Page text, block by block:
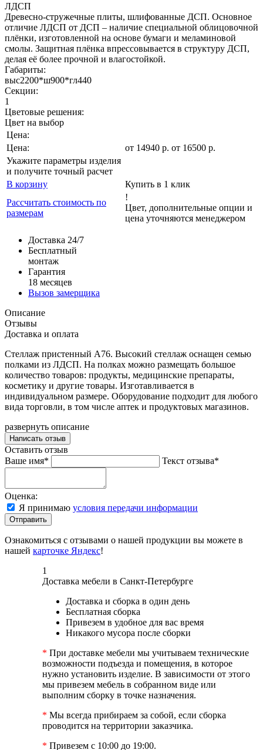
ЛДСП
Древесно-стружечные плиты, шлифованные ДСП. Основное
отличие ЛДСП от ДСП – наличие специальной облицовочной
плёнки, изготовленной на основе бумаги и меламиновой
смолы. Защитная плёнка впрессовывается в структуру ДСП,
делая её более прочной и влагостойкой.
Габариты:
выс2200*ш900*гл440
Секции:
1
Цветовые решения:
Цвет на выбор
Цена:
Цена:
от 14940 р. от 16500 р.
Укажите параметры изделия
и получите точный расчет
В корзину
Купить в 1 клик
Рассчитать стоимость по
размерам
!
Цвет, дополнительные опции и
цена уточняются менеджером
Доставка 24/7
Бесплатный
монтаж
Гарантия
18 месяцев
Вызов замерщика
Описание
Отзывы
Доставка и оплата
Стеллаж пристенный А76. Высокий стеллаж оснащен семью
полками из ЛДСП. На полках можно размещать большое
количество товаров: продукты, медицинские препараты,
косметику и другие товары. Изготавливается в
индивидуальном размере. Оборудование подходит для любого
вида торговли, в том числе аптек и продуктовых магазинов.
развернуть описание
Написать отзыв
Оставить отзыв
Ваше имя*
Текст отзыва*
Оценка:
Я принимаю условия передачи информации
Отправить
Ознакомиться с отзывами о нашей продукции вы можете в
нашей карточке Яндекс!
1
Доставка мебели в Санкт-Петербурге
Доставка и сборка в один день
Бесплатная сборка
Привезем в удобное для вас время
Никакого мусора после сборки
* При доставке мебели мы учитываем технические
возможности подъезда и помещения, в которое
нужно установить изделие. В зависимости от этого
мы привезем мебель в собранном виде или
выполним сборку в точке назначения.
* Мы всегда прибираем за собой, если сборка
проводится на территории заказчика.
* Привезем с 10:00 до 19:00.